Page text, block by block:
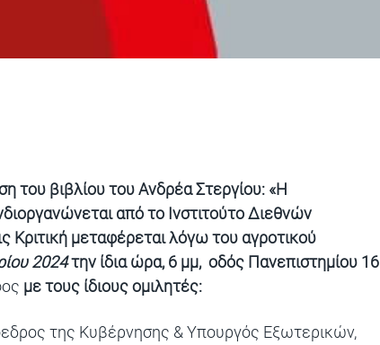
του βιβλίου τουΑνδρέα Στεργίου: «Η
από το Ινστιτούτο Διεθνών
Κριτική μεταφέρεταιλόγω του αγροτικού
2024 την ίδιαώρα, 6 μμ, οδός Πανεπιστημίου 16
με τους ίδιους ομιλητές:
της Κυβέρνησης & Υπουργός Εξωτερικών,